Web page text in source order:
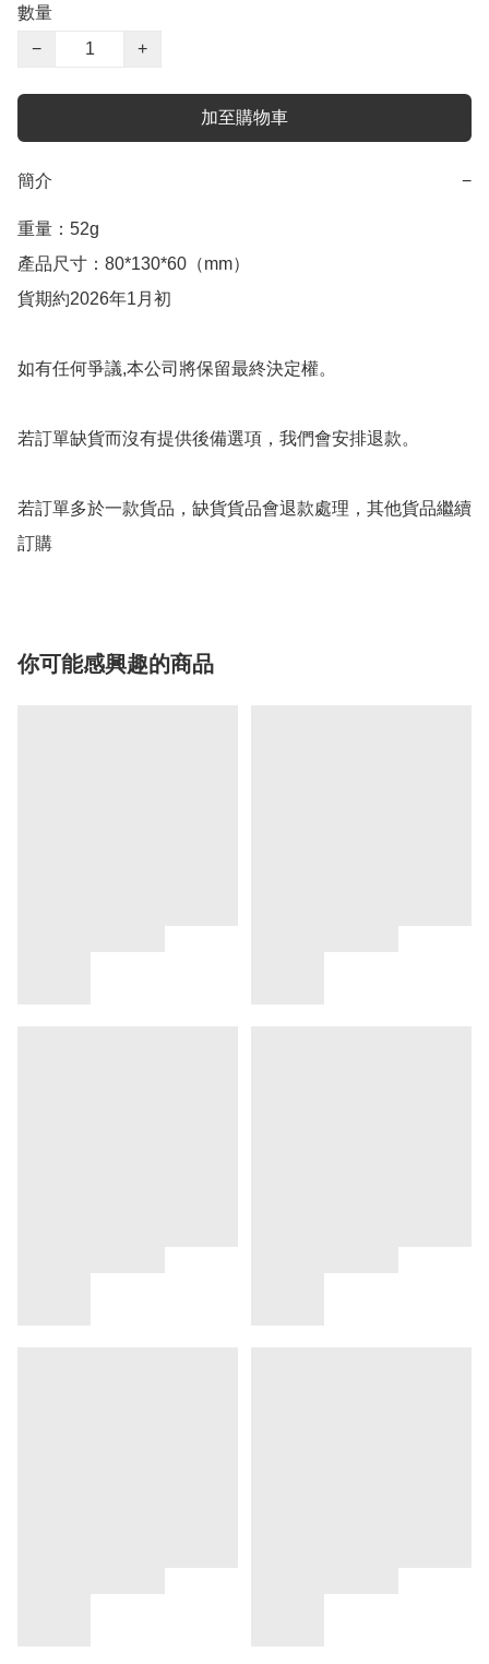
數量
−
+
加至購物車
簡介 −
重量：52g
產品尺寸：80*130*60（mm）
貨期約2026年1月初
如有任何爭議,本公司將保留最終決定權。
若訂單缺貨而沒有提供後備選項，我們會安排退款。
若訂單多於一款貨品，缺貨貨品會退款處理，其他貨品繼續
你可能感興趣的商品